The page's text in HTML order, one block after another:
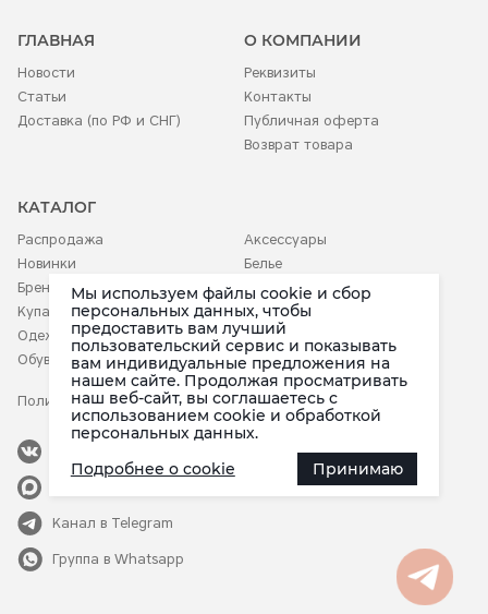
ГЛАВНАЯ
Новости
Статьи
Доставка (по РФ и СНГ)
О КОМПАНИИ
Реквизиты
Контакты
Публичная оферта
Возврат товара
КАТАЛОГ
Распродажа
Новинки
Бренды
Купальники
Одежда
Обувь
Аксессуары
Белье
Детское
Политика конфиденциальности
Канал в Telegram
Группа в Whatsapp
Мы используем файлы cookie и сбор
персональных данных, чтобы
предоставить вам лучший
пользовательский сервис и показывать
вам индивидуальные предложения на
нашем сайте. Продолжая просматривать
наш веб-сайт, вы соглашаетесь c
использованием cookie и обработкой
персональных данных.
Подробнее о cookie
Принимаю
в мессенджере Max
в приложении Telegram